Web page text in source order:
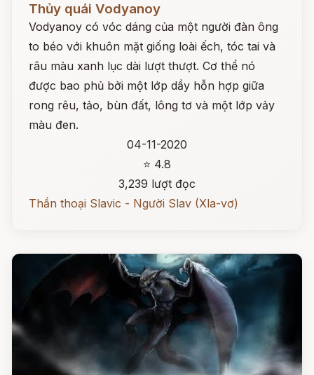
Thủy quái Vodyanoy
Vodyanoy có vóc dáng của một người đàn ông
to béo với khuôn mặt giống loài ếch, tóc tai và
râu màu xanh lục dài lượt thượt. Cơ thể nó
được bao phủ bởi một lớp dầy hỗn hợp giữa
rong rêu, tảo, bùn đất, lông tơ và một lớp vảy
màu đen.
04-11-2020
⭐ 4.8
3,239 lượt đọc
Thần thoại Slavic - Người Slav (Xla-vơ)